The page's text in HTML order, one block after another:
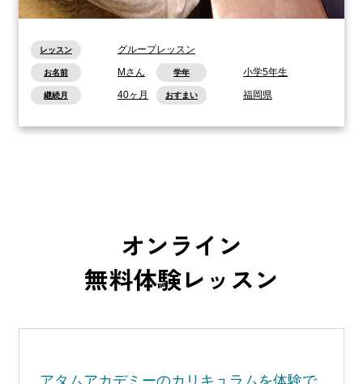
レッスン グループレッスン
お名前 Mさん 学年 小学5年生
継続月 40ヶ月 おすまい 福岡県
オンライン
無料体験レッスン
アタムアカデミーのカリキュラムを体験で